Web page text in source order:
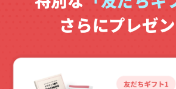
さらにプレゼン